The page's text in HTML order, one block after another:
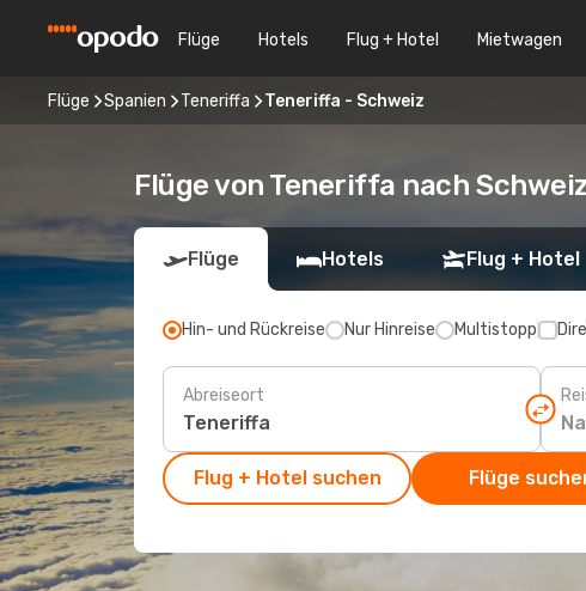
Flüge Hotels Flug + Hotel Mietwagen
Flüge Spanien Teneriffa Teneriffa - Schweiz
Flüge von Teneriffa nach
Flüge Hotels Flug + Hotel
Hin- und Rückreise Nur Hinreise Multistopp
Abreiseort
Flug + Hotel suchen Flüge